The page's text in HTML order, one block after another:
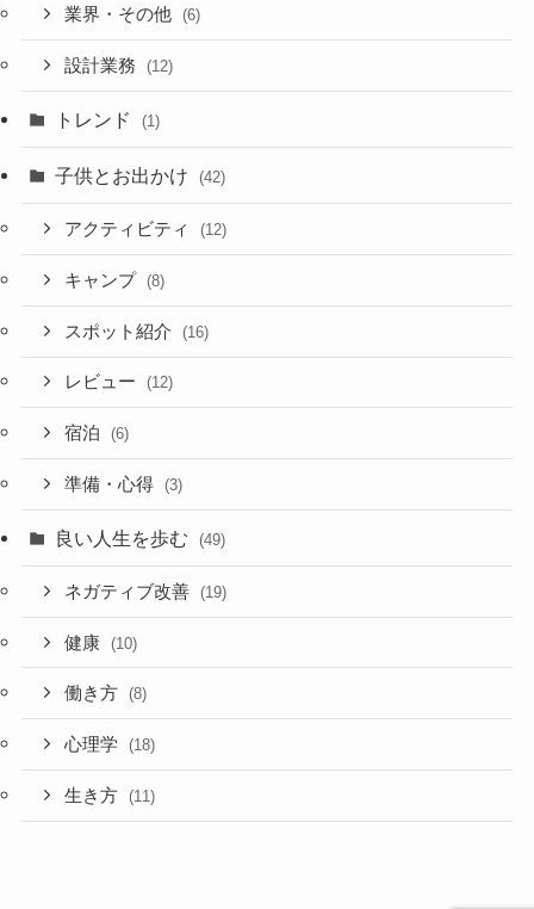
業界・その他 (6)
設計業務 (12)
トレンド (1)
子供とお出かけ (42)
アクティビティ (12)
キャンプ (8)
スポット紹介 (16)
レビュー (12)
宿泊 (6)
準備・心得 (3)
良い人生を歩む (49)
ネガティブ改善 (19)
健康 (10)
働き方 (8)
心理学 (18)
生き方 (11)